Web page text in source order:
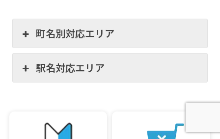
町名別対応エリア
駅名対応エリア